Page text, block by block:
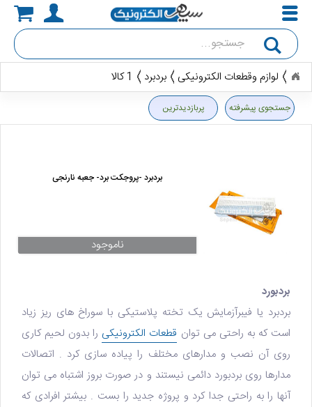
جستجو
لوازم وقطعات الکترونیکی بردبرد 1 کالا
جستجوی پیشرفته پربازدیدترین
بردبرد -پروجکت برد- جعبه نارنجی
ناموجود
بردبورد
بردبرد یا فیبرآزمایش یک تخته پلاستیکی با سوراخ های ریز زیاد
است که به راحتی می توان قطعات الکترونیکی را بدون لحیم کاری
روی آن نصب و مدارهای مختلف را پیاده سازی کرد . اتصالات
مدارها رویبردبورد دائمی نیستند و در صورت بروز اشتباه می توان
آنها را به راحتی جدا کرد و پروژه جدید را بست . بیشتر افرادی که